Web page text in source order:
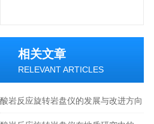
相关文章
RELEVANT ARTICLES
酸岩反应旋转岩盘仪的发展与改进方向